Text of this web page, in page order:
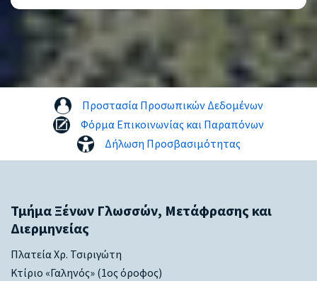
Προστασία Προσωπικών Δεδομένων
Φόρμα Επικοινωνίας και Παραπόνων
Δήλωση Προσβασιμότητας
Τμήμα Ξένων Γλωσσών, Μετάφρασης και
Διερμηνείας
Πλατεία Χρ. Τσιριγώτη
Κτίριο «Γαληνός» (1ος όροφος)